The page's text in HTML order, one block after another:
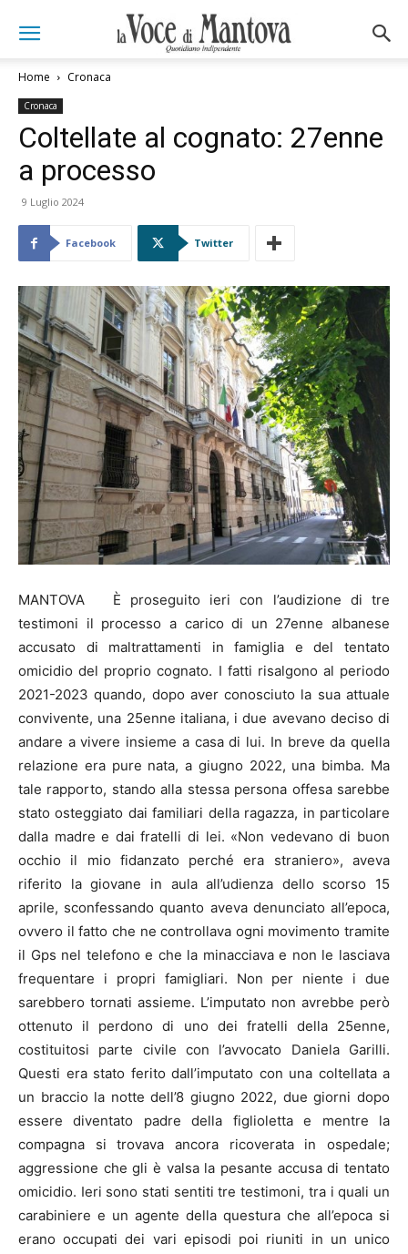
Home Cronaca
Cronaca
Coltellate al cognato: 27enne
a processo
9 Luglio 2024
Facebook Twitter
MANTOVA È proseguito ieri con l’audizione di tre
testimoni il processo a carico di un 27enne albanese
accusato di maltrattamenti in famiglia e del tentato
omicidio del proprio cognato. I fatti risalgono al periodo
2021-2023 quando, dopo aver conosciuto la sua attuale
convivente, una 25enne italiana, i due avevano deciso di
andare a vivere insieme a casa di lui. In breve da quella
relazione era pure nata, a giugno 2022, una bimba. Ma
tale rapporto, stando alla stessa persona offesa sarebbe
stato osteggiato dai familiari della ragazza, in particolare
dalla madre e dai fratelli di lei. «Non vedevano di buon
occhio il mio fidanzato perché era straniero», aveva
riferito la giovane in aula all’udienza dello scorso 15
aprile, sconfessando quanto aveva denunciato all’epoca,
ovvero il fatto che ne controllava ogni movimento tramite
il Gps nel telefono e che la minacciava e non le lasciava
frequentare i propri famigliari. Non per niente i due
sarebbero tornati assieme. L’imputato non avrebbe però
ottenuto il perdono di uno dei fratelli della 25enne,
costituitosi parte civile con l’avvocato Daniela Garilli.
Questi era stato ferito dall’imputato con una coltellata a
un braccio la notte dell’8 giugno 2022, due giorni dopo
essere diventato padre della figlioletta e mentre la
compagna si trovava ancora ricoverata in ospedale;
aggressione che gli è valsa la pesante accusa di tentato
omicidio. Ieri sono stati sentiti tre testimoni, tra i quali un
carabiniere e un agente della questura che all’epoca si
erano occupati dei vari episodi poi riuniti in un unico